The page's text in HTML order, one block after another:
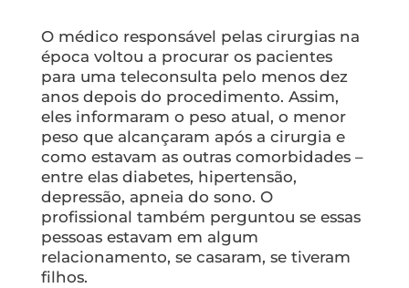
O médico responsável pelas cirurgias na
época voltou a procurar os pacientes
para uma teleconsulta pelo menos dez
anos depois do procedimento. Assim,
eles informaram o peso atual, o menor
peso que alcançaram após a cirurgia e
como estavam as outras comorbidades –
entre elas diabetes, hipertensão,
depressão, apneia do sono. O
profissional também perguntou se essas
pessoas estavam em algum
relacionamento, se casaram, se tiveram
filhos.